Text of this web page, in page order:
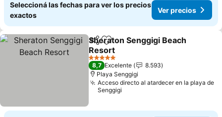
Seleccioná las fechas para ver los precios
exactos
Ver precios
CompartirAñadir a favoritos
Sheraton Senggigi Beach
Resort
Ver precios
5 Estrellas
8,7 Excelente
8.593
Playa Senggigi
Acceso directo al atardecer en la playa de
Senggigi